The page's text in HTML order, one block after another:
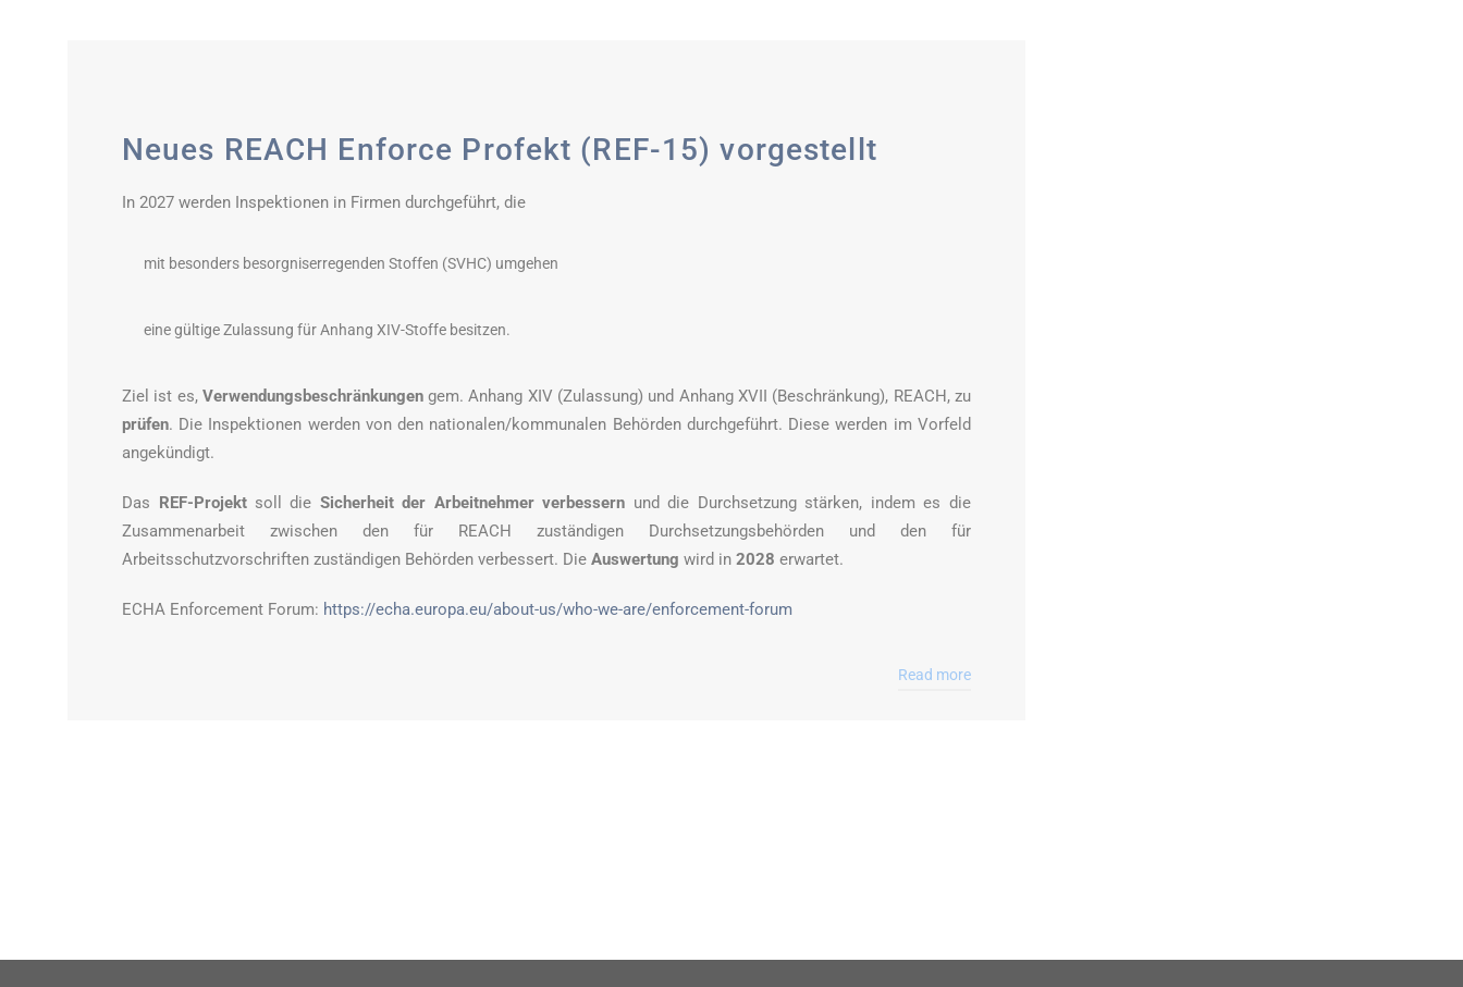
Neues REACH Enforce Profekt (REF-15) vorgestellt
In 2027 werden Inspektionen in Firmen durchgeführt, die
mit besonders besorgniserregenden Stoffen (SVHC) umgehen
eine gültige Zulassung für Anhang XIV-Stoffe besitzen.
Ziel ist es, Verwendungsbeschränkungengem. Anhang XIV (Zulassung) und Anhang XVII (Beschränkung), REACH, zu
prüfen. Die Inspektionen werden von den nationalen/kommunalen Behörden durchgeführt. Diese werden im Vorfeld
angekündigt.
Das REF-Projektsoll die Sicherheit der Arbeitnehmer verbessern und die Durchsetzung stärken, indem es die
Zusammenarbeit zwischen den für REACH zuständigen Durchsetzungsbehörden und den für
Arbeitsschutzvorschriften zuständigen Behörden verbessert. Die Auswertung wird in 2028 erwartet.
ECHA Enforcement Forum: https://echa.europa.eu/about-us/who-we-are/enforcement-forum
Read more